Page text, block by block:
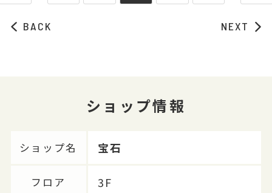
BACK NEXT
ショップ情報
ショップ名 宝石
フロア 3F